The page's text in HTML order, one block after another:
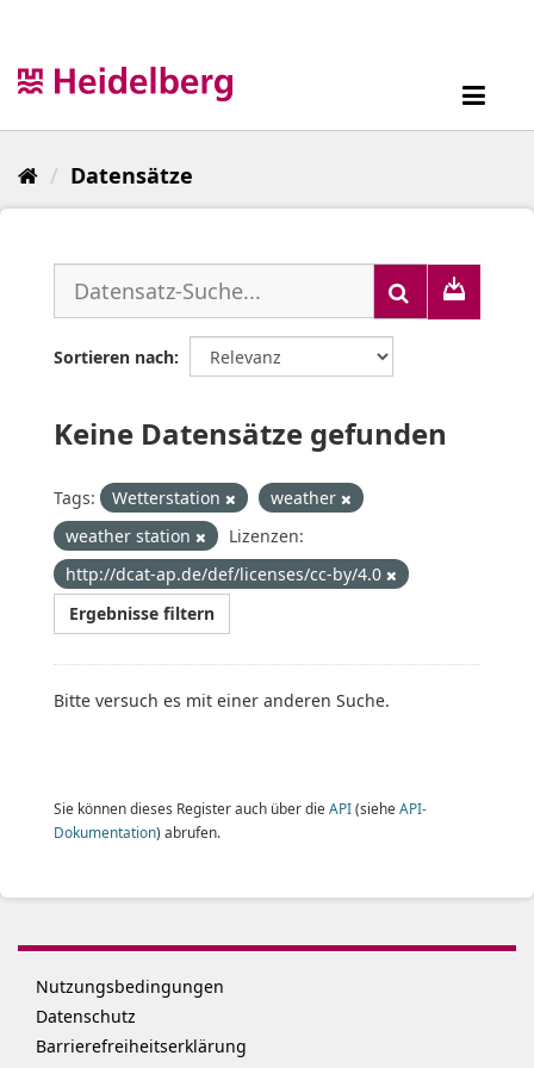
Datensätze
Sortieren nach
Keine Datensätze gefunden
Tags: Wetterstation
weather
weather station
Lizenzen:
http://dcat-ap.de/def/licenses/cc-by/4.0
Ergebnisse filtern
Bitte versuch es mit einer anderen Suche.
Sie können dieses Register auch über die API(siehe API-
Dokumentation) abrufen.
Nutzungsbedingungen
Datenschutz
Barrierefreiheitserklärung